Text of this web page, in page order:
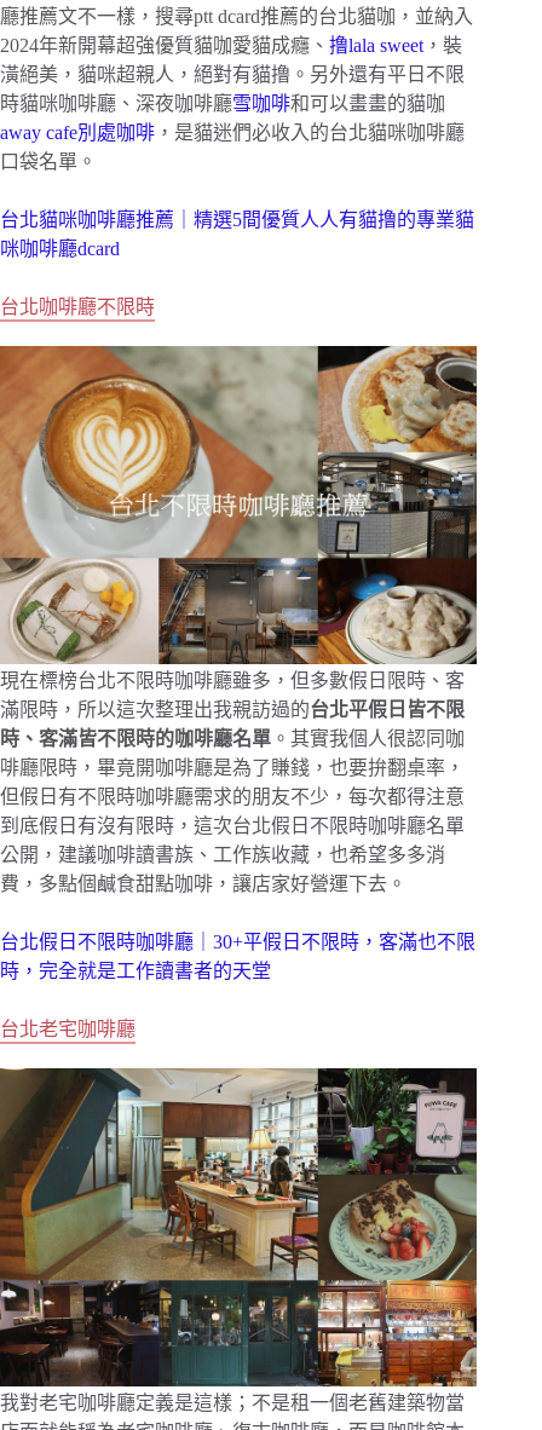
廳推薦文不一樣，搜尋ptt dcard推薦的台北貓咖，並納入
2024年新開幕超強優質貓咖愛貓成癮、 撸lala sweet，裝
潢絕美，貓咪超親人，絕對有貓撸。另外還有平日不限
時貓咪咖啡廳、深夜咖啡廳雪咖啡和可以畫畫的貓咖
away cafe別處咖啡 ，是貓迷們必收入的台北貓咪咖啡廳
口袋名單。
台北貓咪咖啡廳推薦｜精選5間優質人人有貓撸的專業貓
咪咖啡廳dcard
台北咖啡廳不限時
現在標榜台北不限時咖啡廳雖多，但多數假日限時、客
滿限時，所以這次整理出我親訪過的台北平假日皆不限
時、客滿皆不限時的咖啡廳名單 。其實我個人很認同咖
啡廳限時，畢竟開咖啡廳是為了賺錢，也要拚翻桌率，
但假日有不限時咖啡廳需求的朋友不少，每次都得注意
到底假日有沒有限時，這次台北假日不限時咖啡廳名單
公開，建議咖啡讀書族、工作族收藏，也希望多多消
費，多點個鹹食甜點咖啡，讓店家好營運下去。
台北假日不限時咖啡廳｜30+平假日不限時，客滿也不限
時，完全就是工作讀書者的天堂
台北老宅咖啡廳
我對老宅咖啡廳定義是這樣；不是租一個老舊建築物當